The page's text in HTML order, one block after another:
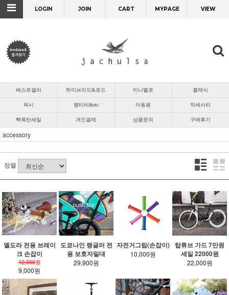
LOGIN JOIN CART MYPAGE VIEW
베스트셀러 하이브리드&로드 미니벨로 클래식
픽시 엠티비&etc 아동용 악세사리
핵폭탄세일 개인결제 상품문의 구매후기
accessory
정렬
엘도라 전용 브레이
크 손잡이
12,000원
9,000원
도쿄나인 랭글러 전
용 보호자밀대
29,900원
자전거그립(손잡이)
10,000원
탑튜브 가드 7만원
세일 22000원
22,000원